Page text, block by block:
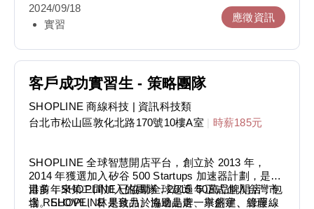
2024/09/18
實習
應徵資訊
客戶成功實習生 - 策略團隊
SHOPLINE 商線科技 | 資訊科技類
台北市松山區敦化北路170號10樓A室
時薪185元
SHOPLINE 全球智慧開店平台，創立於 2013 年，
2014 年獲選加入矽谷 500 Startups 加速器計劃，是香
港多年來第二間加入的團隊，2015 年正式進入台灣市
場。SHOPLINE 是致力於協助品牌一舉創建、管理線
目前，SHOPLINE 已協助全球超過 50萬品牌開店，包
含 RELOVE、林果良品、海邊走走、京盛宇、綠藤生